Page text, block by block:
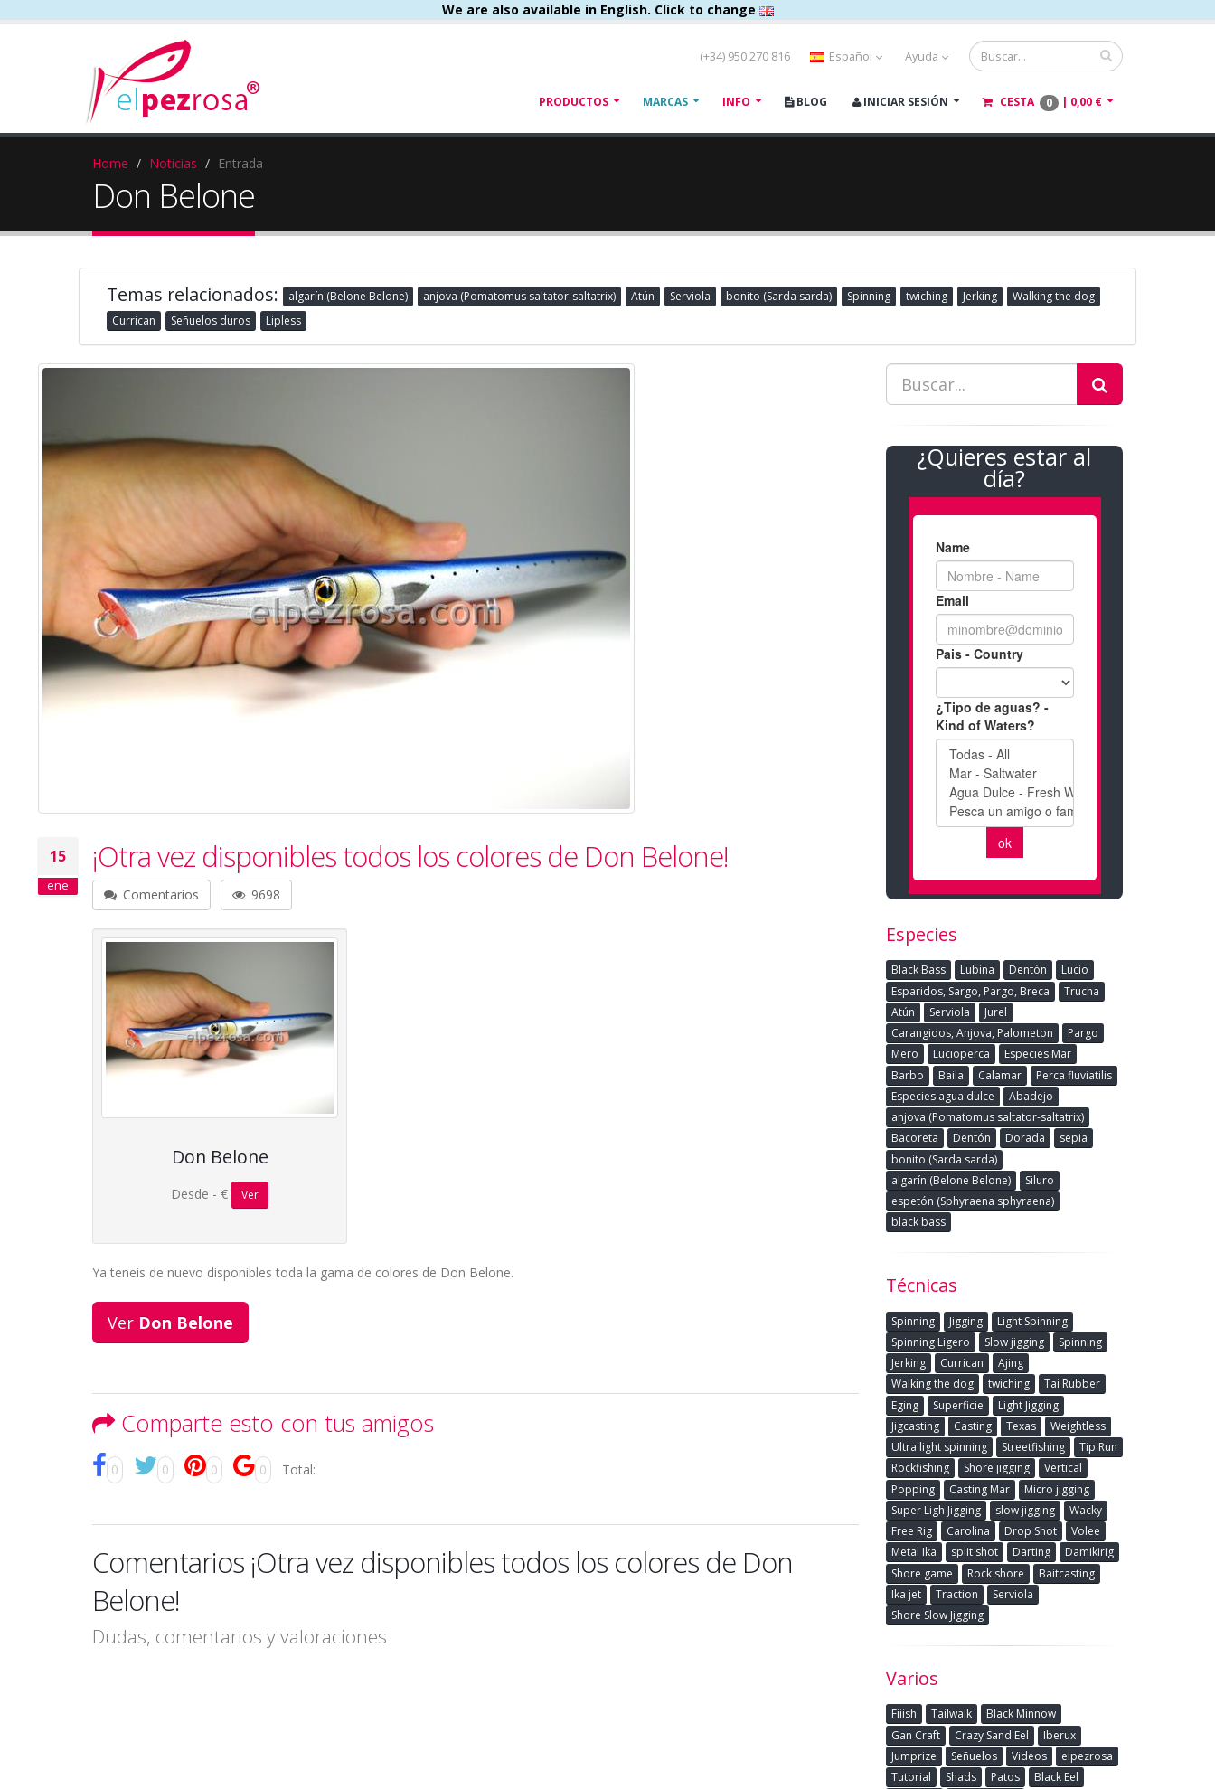
We are also available in English. Click to change
(+34) 950 270 816 Español Ayuda
PRODUCTOS MARCAS INFO BLOG INICIAR SESIÓN CESTA 0 | 0,00 €
Home Noticias Entrada
Don Belone
Temas relacionados: algarín (Belone Belone) anjova (Pomatomus saltator-saltatrix) Atún Serviola bonito (Sarda sarda) Spinning twiching Jerking
Walking the dog
Currican
Señuelos duros Lipless
15
ene
¡Otra vez disponibles todos los colores de Don Belone!
Comentarios 9698
Don Belone
Desde - € Ver
Ya teneis de nuevo disponibles toda la gama de colores de Don Belone.
Ver Don Belone
Comparte esto con tus amigos
0 0 0 0 Total:
Comentarios ¡Otra vez disponibles todos los colores de Don
Belone!
Dudas, comentarios y valoraciones
¿Quieres estar al
día?
Especies
Black Bass Lubina Dentòn
Lucio
Esparidos, Sargo, Pargo, Breca
Trucha
Atún
Serviola
Jurel
Carangidos, Anjova, Palometon
Pargo
Mero
Lucioperca
Especies Mar
Barbo
Baila Calamar
Perca fluviatilis
Especies agua dulce
Abadejo
anjova (Pomatomus saltator-saltatrix)
Bacoreta
Dentón Dorada
sepia
bonito (Sarda sarda)
algarín (Belone Belone)
Siluro
espetón (Sphyraena sphyraena)
black bass
Técnicas
Spinning Jigging
Light Spinning
Spinning Ligero
Slow jigging
Spinning
Jerking
Currican
Ajing
Walking the dog
twiching
Tai Rubber
Eging
Superficie
Light Jigging
Jigcasting
Casting Texas
Weightless
Ultra light spinning
Streetfishing
Tip Run
Rockfishing
Shore jigging
Vertical
Popping
Casting Mar
Micro jigging
Super Ligh Jigging
slow jigging
Wacky
Free Rig
Carolina Drop Shot
Volee
Metal Ika
split shot Darting
Damikirig
Shore game
Rock shore
Baitcasting
Ika jet
Traction
Serviola
Shore Slow Jigging
Varios
Fiiish Tailwalk
Black Minnow
Gan Craft
Crazy Sand Eel
Iberux
Jumprize
Señuelos Videos
elpezrosa
Tutorial
Shads Patos
Black Eel